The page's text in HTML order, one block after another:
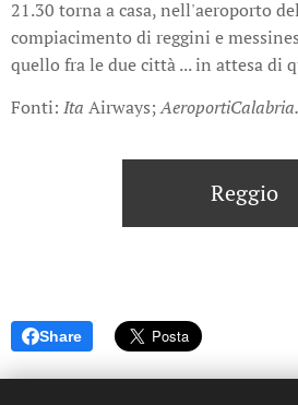
21.30 torna a casa, nell'aeroporto
compiacimento di reggini e
quello fra le due città ... in attesa di
Fonti: Ita Airways;
Reggio
Share